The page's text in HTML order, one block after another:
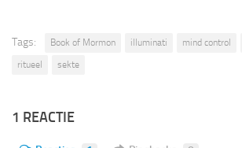
Tags: Book of Mormon illuminati mind control
ritueel
sekte
1 REACTIE